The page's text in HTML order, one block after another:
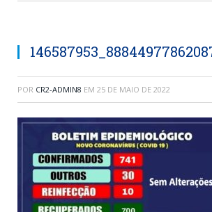
POR CR2-ADMIN8 EM 25 DE MAIO DE 2022